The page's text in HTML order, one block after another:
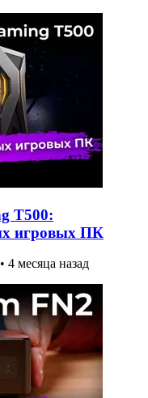
T500:
игровых ПК
• 4 месяца назад